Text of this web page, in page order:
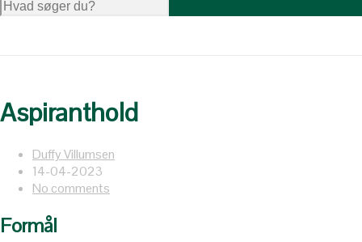
Aspiranthold
Duffy Villumsen
14-04-2023
No comments
Formål